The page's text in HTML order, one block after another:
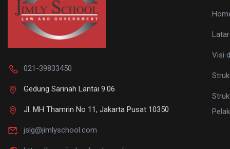
021-39833450
Gedung Sarinah Lantai 9.06
Jl. MH Thamrin No 11, Jakarta Pusat 10350
jslg@jimlyschool.com
Visi